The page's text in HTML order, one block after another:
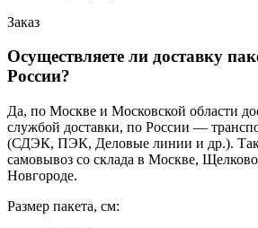
Заказ
Осуществляете ли доставку
России?
Да, по Москве и Московской области
службой доставки, по России —
(СДЭК, ПЭК, Деловые линии и др.).
самовывоз со склада в Москве,
Новгороде.
Размер пакета, см: